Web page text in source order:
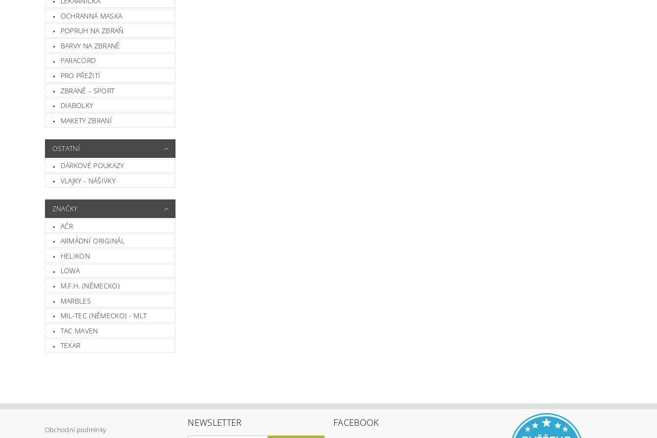
OCHRANNÁ MASKA
POPRUH NA ZBRAŇ
BARVY NA ZBRANĚ
PARACORD
PRO PŘEŽITÍ
ZBRANĚ - SPORT
DIABOLKY
MAKETY ZBRANÍ
OSTATNÍ
DÁRKOVÉ POUKAZY
VLAJKY - NÁŠIVKY
ZNAČKY
AČR
ARMÁDNÍ ORIGINÁL
HELIKON
LOWA
M.F.H. (NĚMECKO)
MARBLES
MIL-TEC (NĚMECKO) - MLT
TAC MAVEN
TEXAR
Obchodní podmínky
NEWSLETTER FACEBOOK